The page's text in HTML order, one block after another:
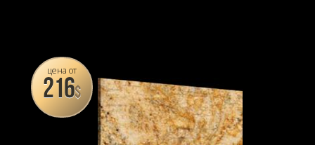
цена от
216$